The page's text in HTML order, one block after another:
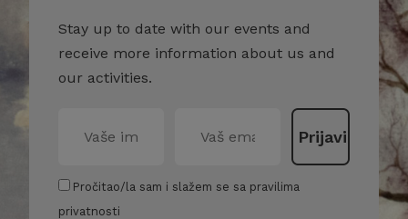
Stay up to date with our events and
receive more information about us and
our activities.
Pročitao/la sam i slažem se sa pravilima
privatnosti